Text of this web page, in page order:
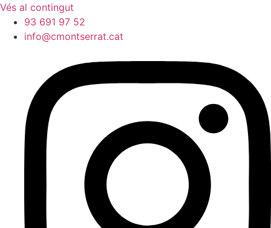
Vés al contingut
93 691 97 52
info@cmontserrat.cat